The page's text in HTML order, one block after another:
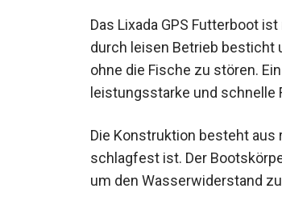
Das Lixada GPS Futterboot
durch leisen Betrieb besticht
fischen, ohne die Fische zu
leistungsstarke und schnelle
Die Konstruktion besteht
schlagfest ist. Der
um den Wasserwiderstand